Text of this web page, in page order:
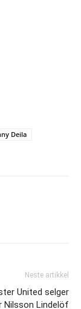
Deila
Neste artikkel
United selger
Nilsson Lindelöf